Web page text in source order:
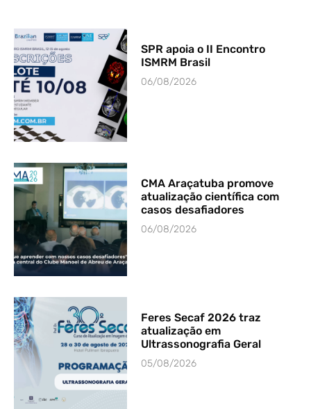
SPR apoia o II Encontro
ISMRM Brasil
06/08/2026
CMA Araçatuba promove
atualização científica com
casos desafiadores
06/08/2026
Feres Secaf 2026 traz
atualização em
Ultrassonografia Geral
05/08/2026